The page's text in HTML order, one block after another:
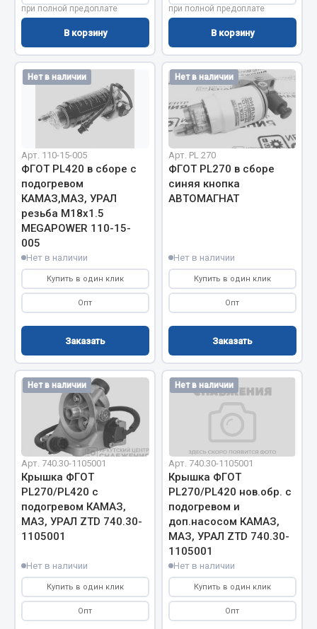
Подвеска
Тормозная система
Двери
Окно ветровое
Двигатель
Электрооборудование
Показать ещё
Весь раздел
Запчасти Урал
Двигатель
Мост задний
Система питания
Система выпуска газа
Сцепление
Тормозная система
Показать ещё
Весь раздел
Запчасти ЯМЗ
Двигатель
Система питания
Система выпуска газа
Коробка передач
Рулевое управление
Тормозная система
при полной предоплате
В корзину
при полной предоплате
В корзину
Нет в наличии
Арт. 110-15-005
ФГОТ PL420 в сборе с
подогревом
КАМАЗ,МАЗ, УРАЛ
резьба М18х1.5
MEGAPOWER 110-15-
005
Нет в наличии
Купить в один клик
Опт
Заказать
Нет в наличии
Арт. PL 270
ФГОТ PL270 в сборе
синяя кнопка
АВТОМАГНАТ
Нет в наличии
Купить в один клик
Опт
Заказать
Нет в наличии
Арт. 740.30-1105001
Крышка ФГОТ
PL270/PL420 с
подогревом КАМАЗ,
МАЗ, УРАЛ ZTD 740.30-
1105001
Нет в наличии
Купить в один клик
Опт
Нет в наличии
Арт. 740.30-1105001
Крышка ФГОТ
PL270/PL420 нов.обр. с
подогревом и
доп.насосом КАМАЗ,
МАЗ, УРАЛ ZTD 740.30-
1105001
Нет в наличии
Купить в один клик
Опт